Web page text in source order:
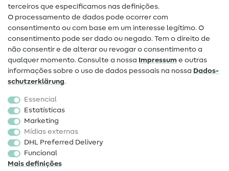
Contacto
Mudança de proprietário
Perguntas frequentes (FAQ)
Direito de cancelamento
Popular
Tecidos
Acessórios de costura
Promoção
terceiros que especificamos nas definições.
O processamento de dados pode ocorrer com
consentimento ou com base em um interesse legítimo. O
consentimento pode ser dado ou negado. Tem o direito de
não consentir e de alterar ou revogar o consentimento a
qualquer momento. Consulte a nossa Impressum e outras
informações sobre o uso de dados pessoais na nossa Dados­
schutz­erklärung.
Essencial
Estatísticas
Marketing
Mídias externas
DHL Preferred Delivery
Funcional
Mais definições